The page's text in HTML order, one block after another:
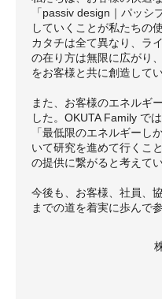
「passiv design｜パッシ
していくことが私たちの
カタチは全て異なり、ラ
の在り方は無限に広がり
をお客様と共に創造してい
また、お客様のエネルギ
した。OKUTA Family で
「最低限のエネルギーし
いて研究を進めて行くこ
の提供に繋がると考えてい
今後も、お客様、社員、
までの道を着実に歩んで